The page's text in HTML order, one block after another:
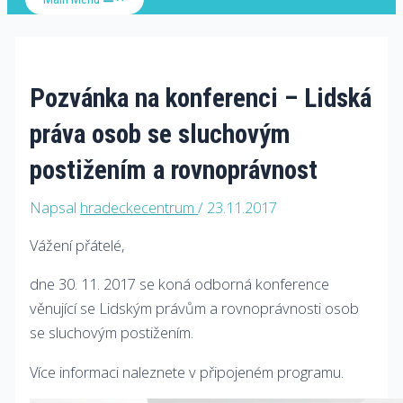
Pozvánka na konferenci – Lidská
práva osob se sluchovým
postižením a rovnoprávnost
Napsal hradeckecentrum/ 23.11.2017
Vážení přátelé,
dne 30. 11. 2017 se koná odborná konference
věnující se Lidským právům a rovnoprávnosti osob
se sluchovým postižením.
Více informaci naleznete v připojeném programu.